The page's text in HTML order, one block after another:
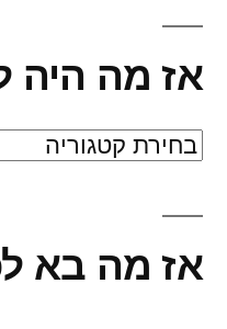
אז מה היה
אז
לנו
אז מה בא